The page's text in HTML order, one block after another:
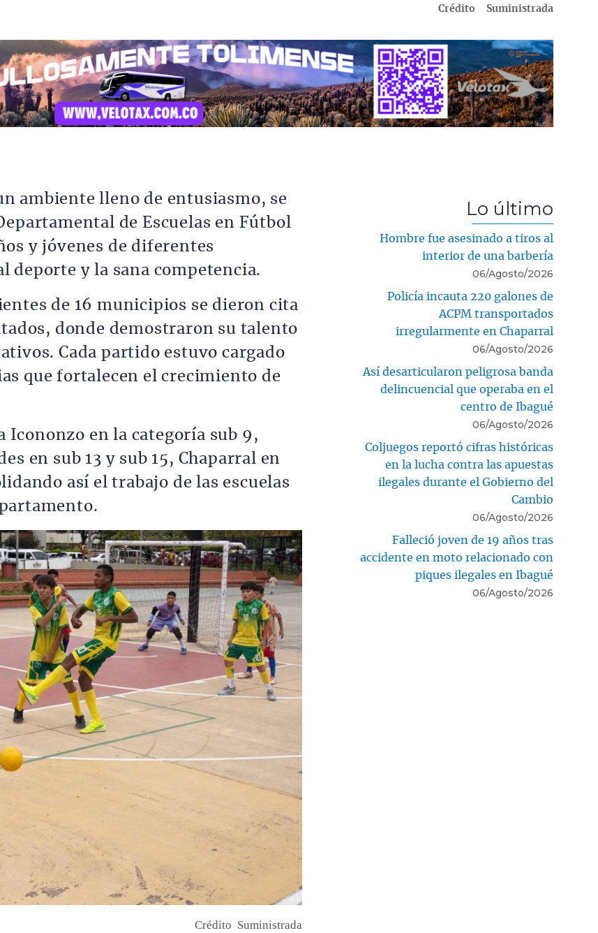
Crédito Suministrada
ambiente lleno de entusiasmo, se
de Escuelas en Fútbol
y jóvenes de diferentes
deporte y la sana competencia.
de 16 municipios se dieron cita
donde demostraron su talento
Cada partido estuvo cargado
que fortalecen el crecimiento de
Icononzo en la categoría sub 9,
en sub 13 y sub 15, Chaparral en
así el trabajo de las escuelas
Crédito Suministrada
Lo último
Hombre fue asesinado a tiros al
interior de una barbería
06/Agosto/2026
Policía incauta 220 galones de
ACPM transportados
irregularmente en Chaparral
06/Agosto/2026
Así desarticularon peligrosa banda
delincuencial que operaba en el
centro de Ibagué
06/Agosto/2026
Coljuegos reportó cifras históricas
en la lucha contra las apuestas
ilegales durante el Gobierno del
Cambio
06/Agosto/2026
Falleció joven de 19 años tras
accidente en moto relacionado con
piques ilegales en Ibagué
06/Agosto/2026